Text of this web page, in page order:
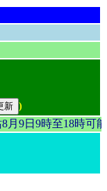
)
8月9日9時至18